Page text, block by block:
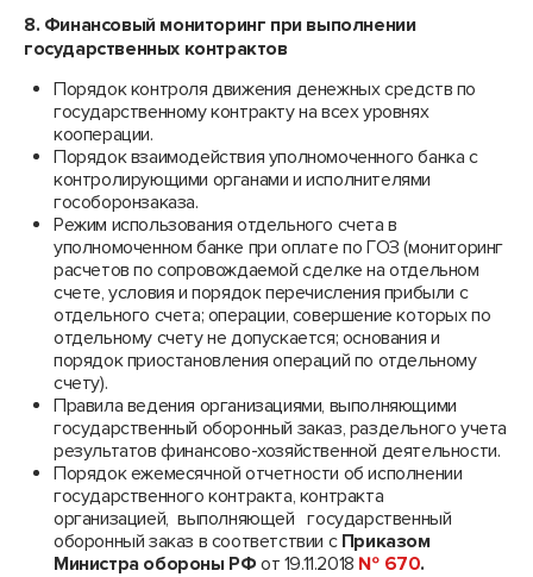
8. Финансовый мониторинг при выполнении
государственных контрактов
Порядок контроля движения денежных средств по
государственному контракту на всех уровнях
кооперации.
Порядок взаимодействия уполномоченного банка с
контролирующими органами и исполнителями
гособоронзаказа.
Режим использования отдельного счета в
уполномоченном банке при оплате по ГОЗ (мониторинг
расчетов по сопровождаемой сделке на отдельном
счете, условия и порядок перечисления прибыли с
отдельного счета; операции, совершение которых по
отдельному счету не допускается; основания и
порядок приостановления операций по отдельному
счету).
Правила ведения организациями, выполняющими
государственный оборонный заказ, раздельного учета
результатов финансово-хозяйственной деятельности.
Порядок ежемесячной отчетности об исполнении
государственного контракта, контракта
организацией, выполняющей государственный
оборонный заказ в соответствии с Приказом
Министра обороны РФ от 19.11.2018 № 670.